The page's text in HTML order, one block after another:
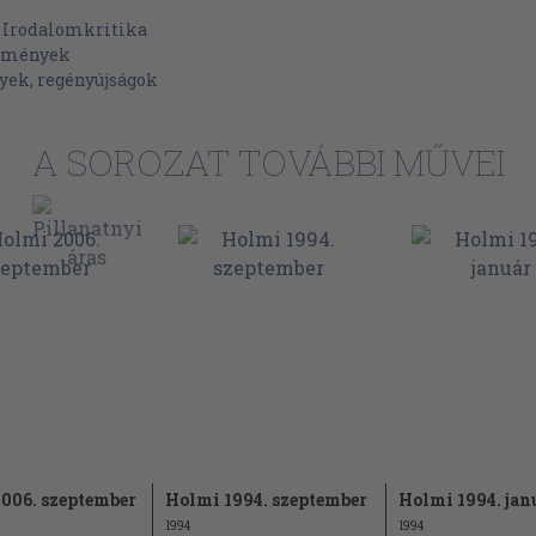
880
882
aranya
Irodalomkritika
regényújságok
A SOROZAT TOVÁBBI MŰVEI
szeptember Holmi 1994. szeptember
1994
Holmi 1994.
1994